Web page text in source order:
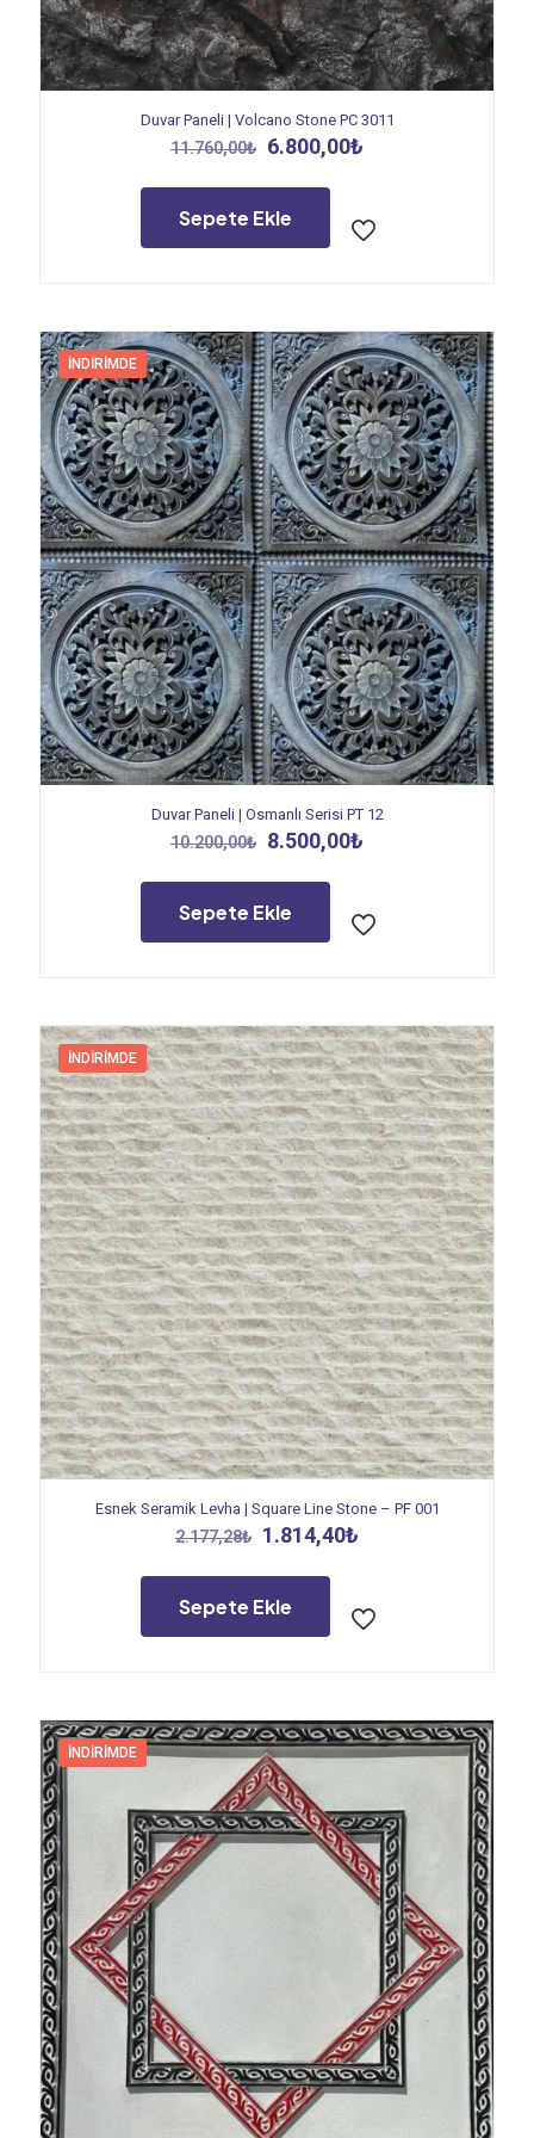
Duvar Paneli | Volcano Stone PC 3011
11.760,00₺ Orijinal
11.760,00₺.
6.800,00₺
Sepete Ekle
İNDIRIMDE
Duvar Paneli | Osmanlı Serisi PT 12
10.200,00₺ Orijinal
10.200,00₺.
8.500,00₺
Sepete Ekle
İNDIRIMDE
Esnek Seramik Levha | Square Line Stone – PF 001
2.177,28₺ Orijinal
2.177,28₺.
1.814,40₺
Sepete Ekle
İNDIRIMDE